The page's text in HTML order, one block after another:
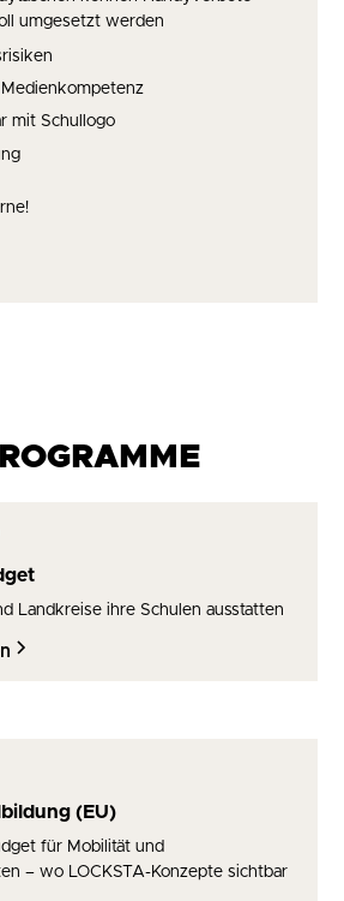
umgesetzt werden
mit Schullogo
Landkreise ihre Schulen ausstatten
(EU)
für Mobilität und
– wo LOCKSTA-Konzepte sichtbar